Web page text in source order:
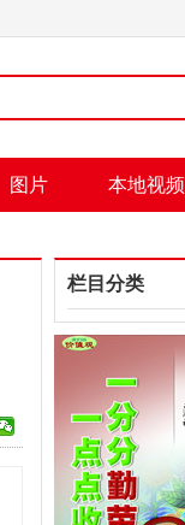
图片 本地视频
栏目分类